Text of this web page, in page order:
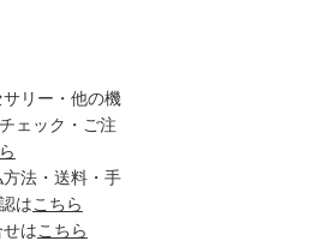
リー・他の機
ェック・ご注
法・送料・手
はこちら
はこちら